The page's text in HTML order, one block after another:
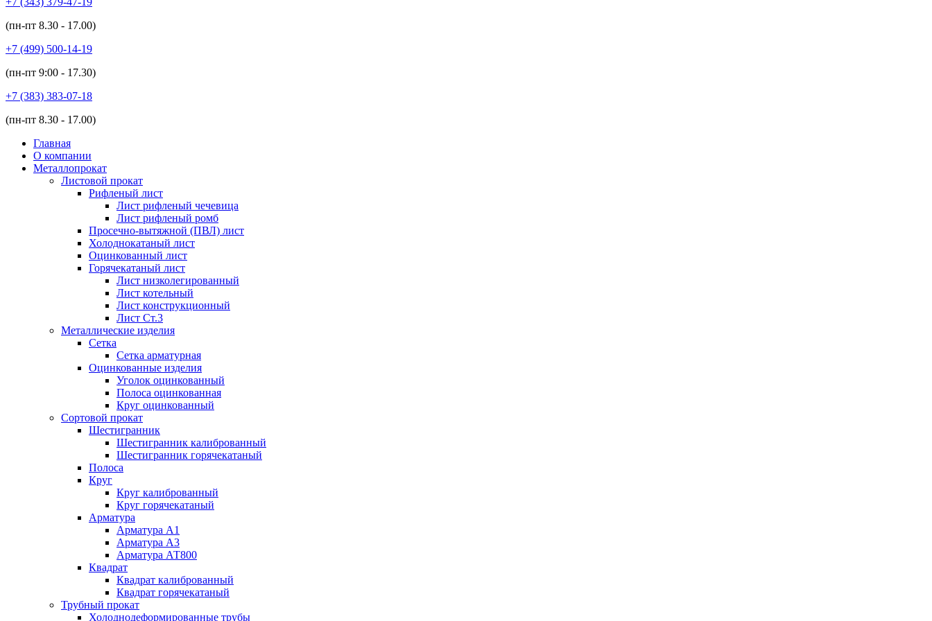
(пн-пт 8.30 - 17.00)
+7 (499) 500-14-19
(пн-пт 9:00 - 17.30)
+7 (383) 383-07-18
(пн-пт 8.30 - 17.00)
Главная
О компании
Металлопрокат
Листовой прокат
Рифленый лист
Лист рифленый чечевица
Лист рифленый ромб
Просечно-вытяжной (ПВЛ) лист
Холоднокатаный лист
Оцинкованный лист
Горячекатаный лист
Лист низколегированный
Лист котельный
Лист конструкционный
Лист Ст.3
Металлические изделия
Сетка
Сетка арматурная
Оцинкованные изделия
Уголок оцинкованный
Полоса оцинкованная
Круг оцинкованный
Сортовой прокат
Шестигранник
Шестигранник калиброванный
Шестигранник горячекатаный
Полоса
Круг
Круг калиброванный
Круг горячекатаный
Арматура
Арматура А1
Арматура А3
Арматура АТ800
Квадрат
Квадрат калиброванный
Квадрат горячекатаный
Трубный прокат
Холоднодеформированные трубы